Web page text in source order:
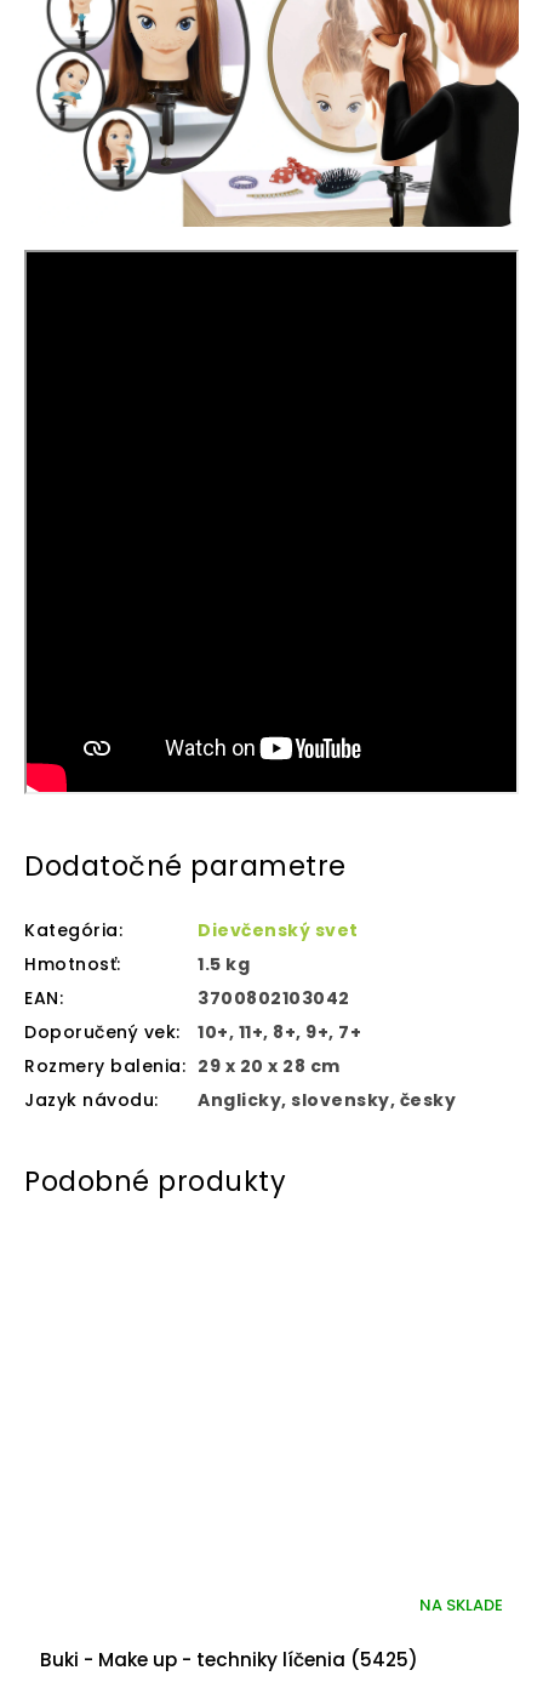
Dodatočné parametre
Kategória:
Dievčenský svet
Hmotnosť:
1.5 kg
EAN:
3700802103042
Doporučený vek:
10+, 11+, 8+, 9+, 7+
Rozmery balenia: 29 x 20 x 28 cm
Jazyk návodu: Anglicky, slovensky, česky
Buki - Make up - techniky líčenia (5425)
NA SKLADE